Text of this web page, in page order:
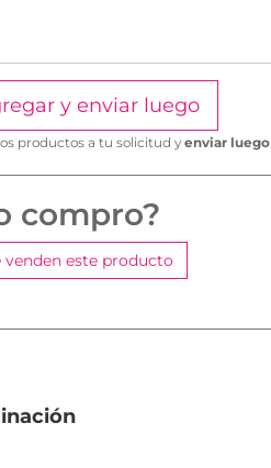
y enviar luego
productos a tu solicitud y enviar luego
compro?
venden este producto